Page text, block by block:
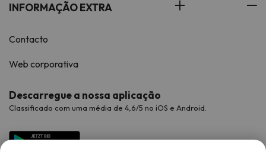
INFORMAÇÃO EXTRA
Contacto
Web corporativa
Descarregue a nossa aplicação
Classificado com uma média de 4,6/5 no iOS e Android.